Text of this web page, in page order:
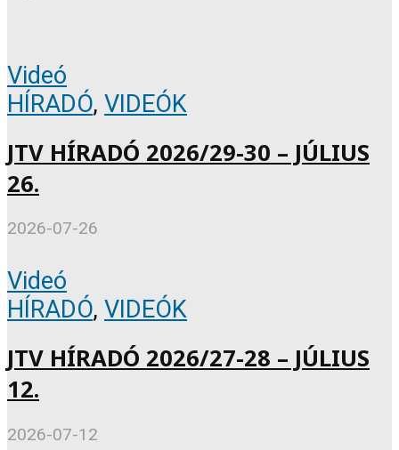
Videó
HÍRADÓ, VIDEÓK
JTV HÍRADÓ 2026/29-30 – JÚLIUS
26.
2026-07-26
Videó
HÍRADÓ, VIDEÓK
JTV HÍRADÓ 2026/27-28 – JÚLIUS
12.
2026-07-12